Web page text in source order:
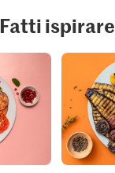
Fatti ispirare